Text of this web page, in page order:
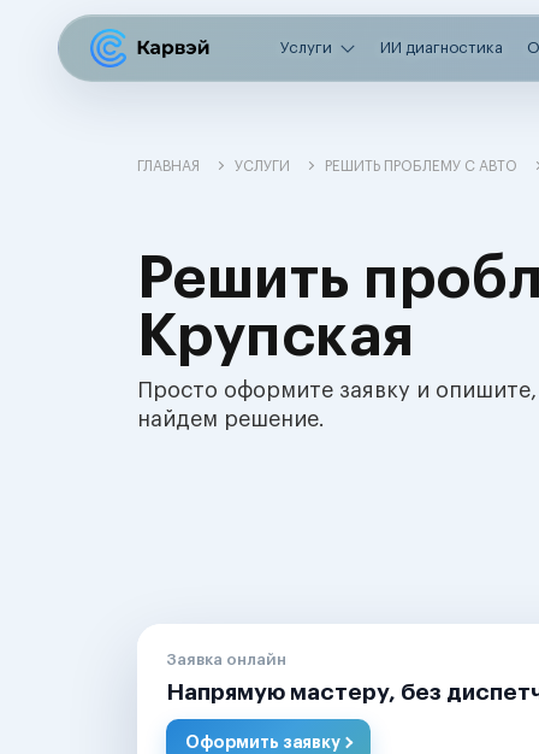
Услуги ИИ диагностика
ГЛАВНАЯ УСЛУГИ РЕШИТЬ ПРОБЛЕМУ С АВТО
Решить
Крупская
Просто оформите заявку и
найдем решение.
Заявка онлайн
Напрямую мастеру, без
Оформить заявку